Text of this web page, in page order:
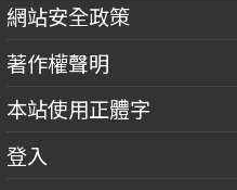
網站安全政策
著作權聲明
本站使用正體字
登入